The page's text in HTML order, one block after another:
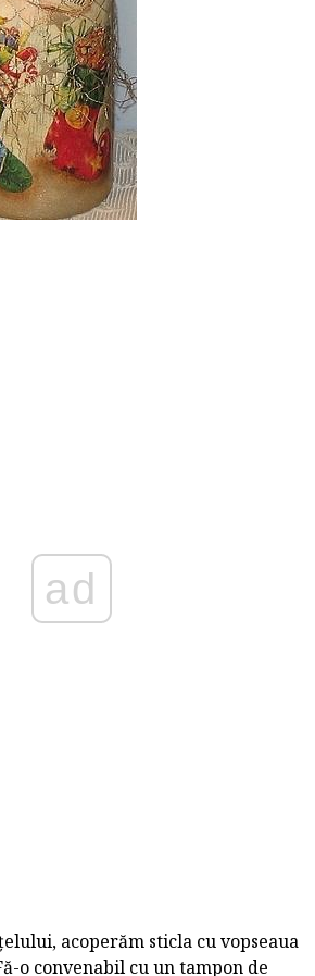
ad
acoperăm sticla cu vopseaua
o convenabil cu un tampon de